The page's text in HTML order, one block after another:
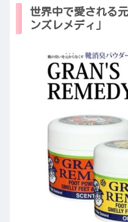
世界中で愛される
ンズレメディ」